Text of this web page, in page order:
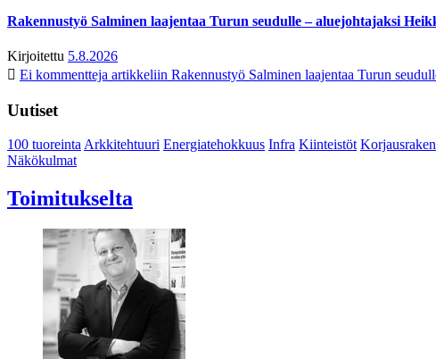
Rakennustyö Salminen laajentaa Turun seudulle – aluejohtajaksi
Kirjoitettu 5.8.2026
Ei kommentteja artikkeliin Rakennustyö Salminen laajentaa Turun
Uutiset
100 tuoreintaArkkitehtuuri Energiatehokkuus Infra Kiinteistöt
Näkökulmat
Toimitukselta